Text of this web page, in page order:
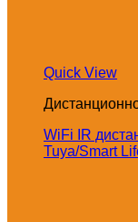
Quick View
WiFi IR
Tuya/Smart